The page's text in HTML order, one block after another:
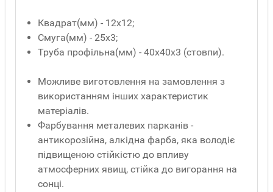
Квадрат(мм) - 12x12;
Смуга(мм) - 25x3;
Труба профільна(мм) - 40x40x3 (стовпи).
Можливе виготовлення на замовлення з
використанням інших характеристик
матеріалів.
Фарбування металевих парканів -
антикорозійна, алкідна фарба, яка володіє
підвищеною стійкістю до впливу
атмосферних явищ, стійка до вигорання на
сонці.